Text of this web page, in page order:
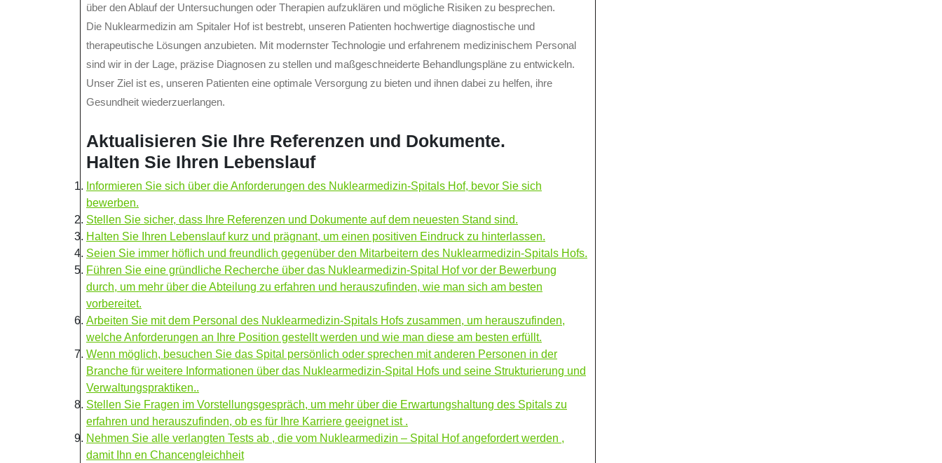
über den Ablauf der Untersuchungen oder Therapien aufzuklären und mögliche Risiken zu besprechen.
Die Nuklearmedizin am Spitaler Hof ist bestrebt, unseren Patienten hochwertige diagnostische und
therapeutische Lösungen anzubieten. Mit modernster Technologie und erfahrenem medizinischem Personal
sind wir in der Lage, präzise Diagnosen zu stellen und maßgeschneiderte Behandlungspläne zu entwickeln.
Unser Ziel ist es, unseren Patienten eine optimale Versorgung zu bieten und ihnen dabei zu helfen, ihre
Gesundheit wiederzuerlangen.
Aktualisieren Sie Ihre Referenzen und Dokumente.
Halten Sie Ihren Lebenslauf
Informieren Sie sich über die Anforderungen des Nuklearmedizin-Spitals Hof, bevor Sie sich
bewerben.
Stellen Sie sicher, dass Ihre Referenzen und Dokumente auf dem neuesten Stand sind.
Halten Sie Ihren Lebenslauf kurz und prägnant, um einen positiven Eindruck zu hinterlassen.
Seien Sie immer höflich und freundlich gegenüber den Mitarbeitern des Nuklearmedizin-Spitals Hofs.
Führen Sie eine gründliche Recherche über das Nuklearmedizin-Spital Hof vor der Bewerbung
durch, um mehr über die Abteilung zu erfahren und herauszufinden, wie man sich am besten
vorbereitet.
Arbeiten Sie mit dem Personal des Nuklearmedizin-Spitals Hofs zusammen, um herauszufinden,
welche Anforderungen an Ihre Position gestellt werden und wie man diese am besten erfüllt.
Wenn möglich, besuchen Sie das Spital persönlich oder sprechen mit anderen Personen in der
Branche für weitere Informationen über das Nuklearmedizin-Spital Hofs und seine Strukturierung und
Verwaltungspraktiken..
Stellen Sie Fragen im Vorstellungsgespräch, um mehr über die Erwartungshaltung des Spitals zu
erfahren und herauszufinden, ob es für Ihre Karriere geeignet ist .
Nehmen Sie alle verlangten Tests ab , die vom Nuklearmedizin – Spital Hof angefordert werden ,
damit Ihn en Chancengleichheit